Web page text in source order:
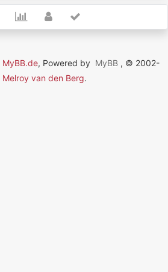
MyBB.de, Powered by MyBB , © 2002-
Melroy van den Berg.